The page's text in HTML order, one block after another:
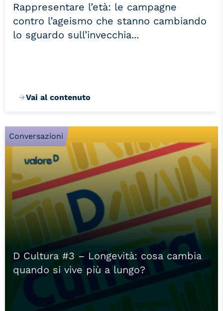
Rappresentare l’età: le campagne
contro l’ageismo che stanno cambiando
lo sguardo sull’invecchia...
Vai al contenuto
Conversazioni
D Cultura #3 – Longevità: cosa cambia
quando si vive più a lungo?